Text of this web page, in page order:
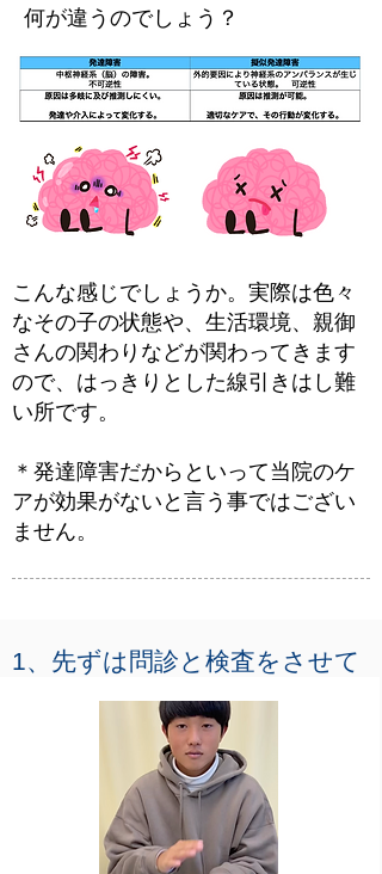
何が違うのでしょう？​
こんな感じでしょうか。実際は色々
なその子の状態や、生活環境、親御
さんの関わりなどが関わってきます
ので、はっきりとした線引きはし難
い所です。
​＊発達障害だからといって当院のケ
アが効果がないと言う事ではござい
ません。
​1、先ずは問診と検査をさせて
頂きます。（下の検査は色んな検査の一